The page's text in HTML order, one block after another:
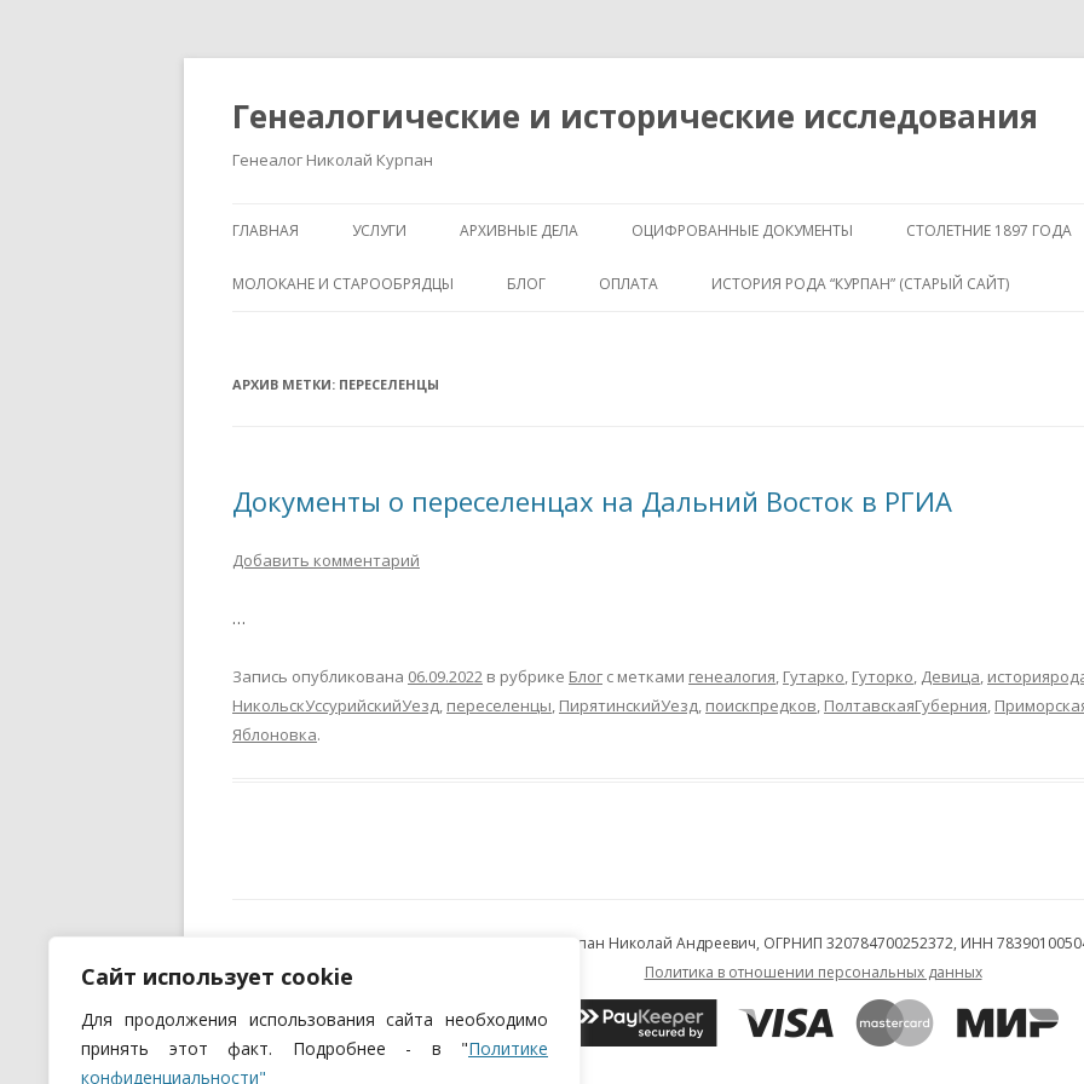
Сайт использует cookie
Для продолжения использования сайта необходимо
принять этот факт. Подробнее - в "Политике
конфиденциальности"
Генеалогические и исторические исследования
Генеалог Николай Курпан
ГЛАВНАЯ УСЛУГИ АРХИВНЫЕ ДЕЛА ОЦИФРОВАННЫЕ ДОКУМЕНТЫ
КРЕСТЬЯНСКИЙ ПОЗЕМЕЛЬНЫЙ
СТОЛЕТНИЕ 1897 ГОДА
МОЛОКАНЕ И СТАРООБРЯДЦЫ БЛОГ ОПЛАТА ИСТОРИЯ РОДА “КУРПАН” (СТАРЫЙ САЙТ)
ПРОЧИМ ВЕТВЯМ
АРХИВ МЕТКИ: ПЕРЕСЕЛЕНЦЫ
Документы о переселенцах на Дальний Восток в РГИА
Добавить комментарий
…
Запись опубликована 06.09.2022 в рубрике Блог с метками генеалогия, Гутарко, Гуторко, Девица,
НикольскУссурийскийУезд, переселенцы, ПирятинскийУезд, поискпредков, ПолтавскаяГуберния,
Яблоновка.
ИП Курпан Николай Андреевич, ОГРНИП 320784700252372, ИНН
Политика в отношении персональных данных